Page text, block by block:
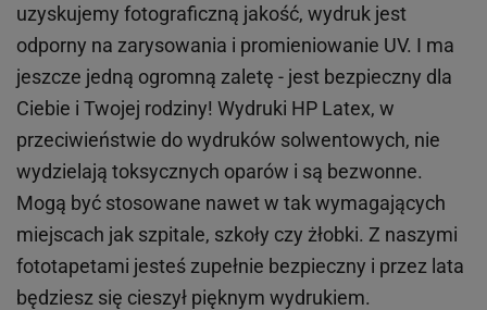
uzyskujemy fotograficzną jakość, wydruk jest
odporny na zarysowania i promieniowanie UV. I ma
jeszcze jedną ogromną zaletę - jest bezpieczny dla
Ciebie i Twojej rodziny! Wydruki HP Latex, w
przeciwieństwie do wydruków solwentowych, nie
wydzielają toksycznych oparów i są bezwonne.
Mogą być stosowane nawet w tak wymagających
miejscach jak szpitale, szkoły czy żłobki. Z naszymi
fototapetami jesteś zupełnie bezpieczny i przez lata
będziesz się cieszył pięknym wydrukiem.